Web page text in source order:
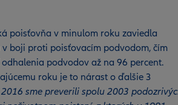
poisťovňa v minulom roku zaviedla
boji proti poisťovacím podvodom, čím
podvodov až na 96 percent.
roku je to nárast o ďalšie 3
2016 sme preverili spolu 2003